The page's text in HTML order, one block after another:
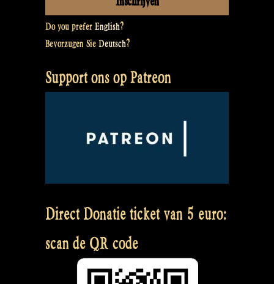
Do you prefer English?
Bevorzugen Sie Deutsch?
Support ons op Patreon
Direct Donatie ticket van 5 euro:
scan de QR code